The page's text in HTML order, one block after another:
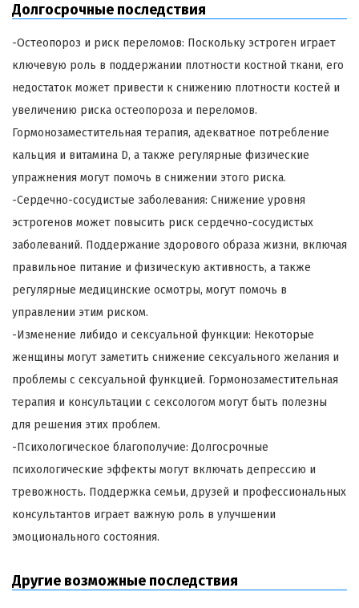
Долгосрочные последствия
-Остеопороз и риск переломов: Поскольку эстроген играет
ключевую роль в поддержании плотности костной ткани, его
недостаток может привести к снижению плотности костей и
увеличению риска остеопороза и переломов.
Гормонозаместительная терапия, адекватное потребление
кальция и витамина D, а также регулярные физические
упражнения могут помочь в снижении этого риска.
-Сердечно-сосудистые заболевания: Снижение уровня
эстрогенов может повысить риск сердечно-сосудистых
заболеваний. Поддержание здорового образа жизни, включая
правильное питание и физическую активность, а также
регулярные медицинские осмотры, могут помочь в
управлении этим риском.
-Изменение либидо и сексуальной функции: Некоторые
женщины могут заметить снижение сексуального желания и
проблемы с сексуальной функцией. Гормонозаместительная
терапия и консультации с сексологом могут быть полезны
для решения этих проблем.
-Психологическое благополучие: Долгосрочные
психологические эффекты могут включать депрессию и
тревожность. Поддержка семьи, друзей и профессиональных
консультантов играет важную роль в улучшении
эмоционального состояния.
Другие возможные последствия